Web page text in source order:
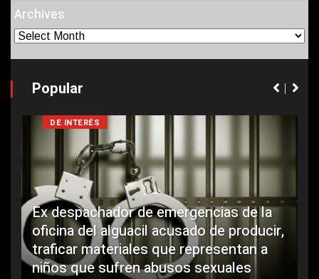
Archives
Popular
DE INTERÉS
Ex despachador de emergencias de la
oficina del alguacil acusado de producir,
traficar materiales que representan a
niños que sufren abusos sexuales